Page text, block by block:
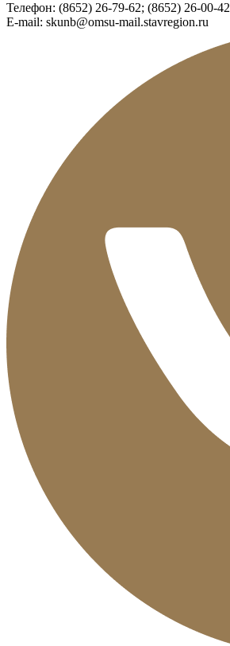
Телефон: (8652) 26-79-62; (8652) 26-00-42
E-mail: skunb@omsu-mail.stavregion.ru